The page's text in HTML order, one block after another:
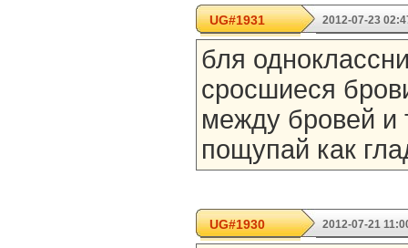
UG#1931 2012-07-23
бля
сросшиеся
между бровей и
пощупай как
UG#1930 2012-07-21